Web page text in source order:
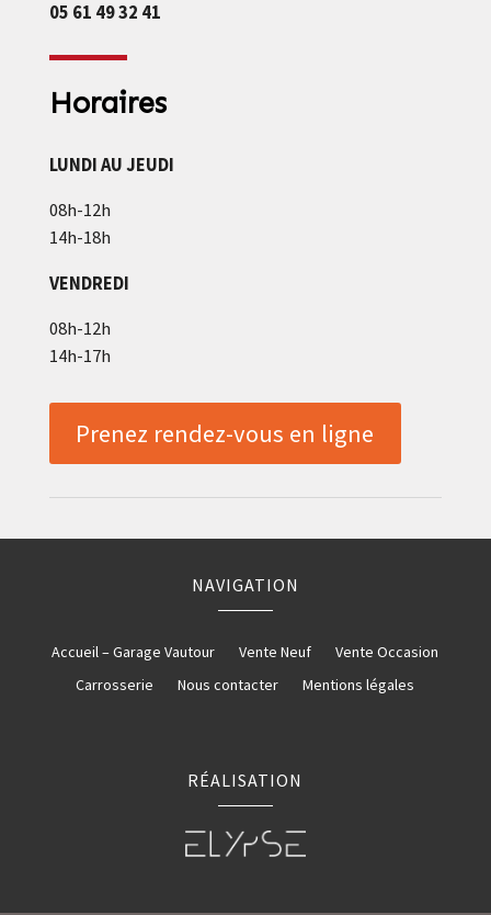
05 61 49 32 41
Horaires
LUNDI AU JEUDI
08h-12h
14h-18h
VENDREDI
08h-12h
14h-17h
Prenez rendez-vous en ligne
NAVIGATION
Accueil – Garage Vautour Vente Neuf
Vente Occasion
Carrosserie
Nous contacter Mentions légales
RÉALISATION